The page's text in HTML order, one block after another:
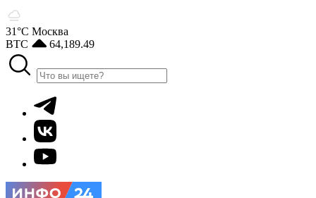
31°С Москва
BTC
64,189.49